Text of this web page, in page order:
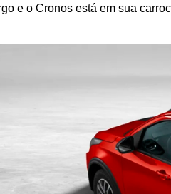
e o Cronos está em sua